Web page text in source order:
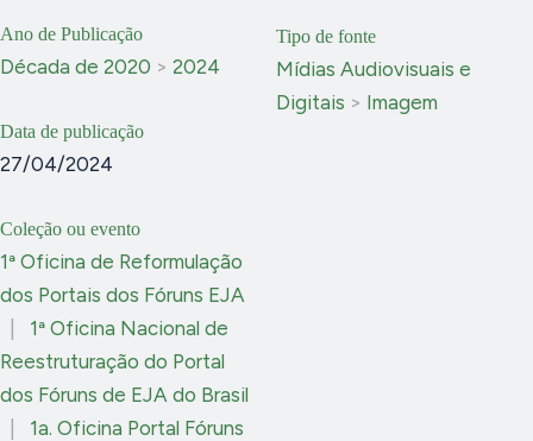
Ano de Publicação
Década de 2020 > 2024
Data de publicação
27/04/2024
Coleção ou evento
1ª Oficina de Reformulação
dos Portais dos Fóruns EJA
1ª Oficina Nacional de
Reestruturação do Portal
dos Fóruns de EJA do Brasil
1a. Oficina Portal Fóruns
Tipo de fonte
Mídias Audiovisuais e
Digitais > Imagem